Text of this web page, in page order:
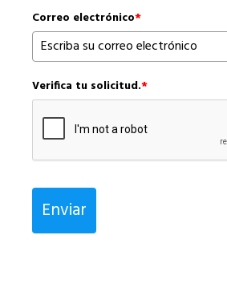
Correo electrónico*
Verifica tu solicitud.*
Enviar